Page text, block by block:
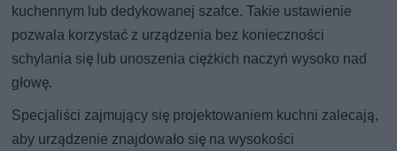
kuchennym lub dedykowanej szafce. Takie ustawienie
pozwala korzystać z urządzenia bez konieczności
schylania się lub unoszenia ciężkich naczyń wysoko nad
głowę.
Specjaliści zajmujący się projektowaniem kuchni zalecają,
aby urządzenie znajdowało się na wysokości